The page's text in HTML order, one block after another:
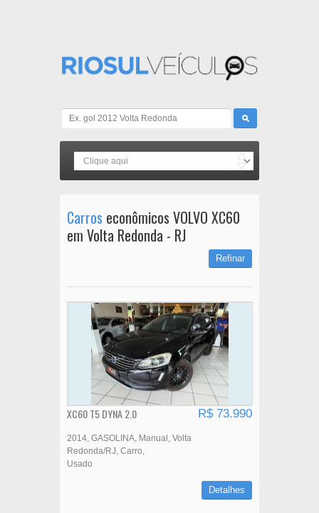
Carros econômicos VOLVO XC60
em Volta Redonda - RJ
Refinar
XC60 T5 DYNA 2.0 R$ 73.990
2014 GASOLINA Manual
Volta
Redonda/RJ Carro
Usado
Detalhes